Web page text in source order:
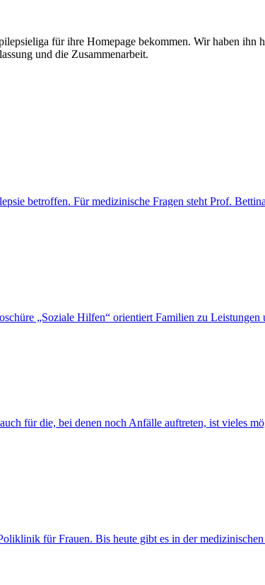
für ihre Homepage bekommen. Wir haben ihn
und die Zusammenarbeit.
betroffen. Für medizinische Fragen steht Prof.
„Soziale Hilfen“ orientiert Familien zu
für die, bei denen noch Anfälle auftreten, ist vieles
für Frauen. Bis heute gibt es in der